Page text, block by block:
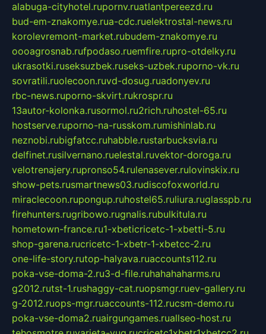
alabuga-cityhotel.rupornv.ruatlantpereezd.ru
bud-em-znakomye.rua-cdc.ruelektrostal-news.ru
korolevremont-market.rubudem-znakomye.ru
oooagrosnab.rufpodaso.ruemfire.rupro-otdelky.ru
ukrasotki.ruseksuzbek.ruseks-uzbek.ruporno-vk.ru
sovratili.ruolecoon.ruvd-dosug.ruadonyev.ru
rbc-news.ruporno-skvirt.rukrospr.ru
13autor-kolonka.rusormol.ru2rich.ruhostel-65.ru
hostserve.ruporno-na-russkom.rumishinlab.ru
neznobi.rubigfatcc.ruhabble.rustarbucksvia.ru
delfinet.rusilvernano.ruelestal.ruvektor-doroga.ru
velotrenajery.rupronso54.rulenasever.rulovinskix.ru
show-pets.rusmartnews03.rudiscofoxworld.ru
miraclecoon.rupongup.ruhostel65.ruliura.ruglasspb.ru
firehunters.rugribowo.rugnalis.rubulkitula.ru
hometown-france.ru1-xbeticricetc-1-xbetti-5.ru
shop-garena.rucricetc-1-xbetr-1-xbetcc-2.ru
one-life-story.rutop-halyava.ruaccounts112.ru
poka-vse-doma-2.ru3-d-file.ruhahahaharms.ru
g2012.rutst-1.rushaggy-cat.ruopsmgr.ruev-gallery.ru
g-2012.ruops-mgr.ruaccounts-112.rucsm-demo.ru
poka-vse-doma2.ruairgungames.ruallseo-host.ru